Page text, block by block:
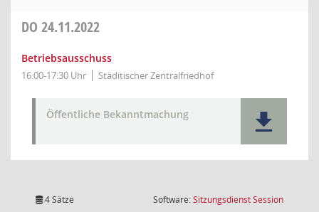
DO 24.11.2022
Betriebsausschuss
16:00-17:30 Uhr Städitischer Zentralfriedhof
Öffentliche Bekanntmachung
4 Sätze Software:SitzungsdienstSession(Wird in